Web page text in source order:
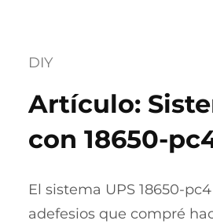
DIY
Artículo:
con 18650-
El sistema UPS 18650-
adefesios que compré